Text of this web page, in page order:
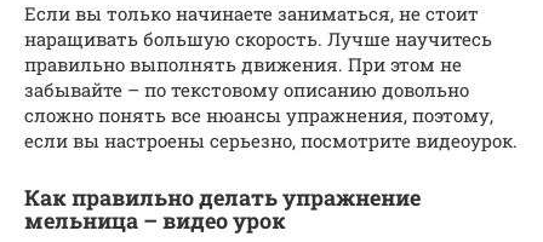
Если вы только начинаете заниматься, не стоит
наращивать большую скорость. Лучше научитесь
правильно выполнять движения. При этом не
забывайте – по текстовому описанию довольно
сложно понять все нюансы упражнения, поэтому,
если вы настроены серьезно, посмотрите видеоурок.
Как правильно делать упражнение
мельница – видео урок